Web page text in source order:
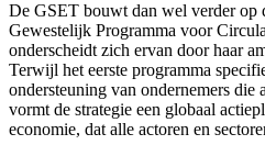
De GSET bouwt dan wel verder op
Gewestelijk Programma voor
onderscheidt zich ervan door haar
Terwijl het eerste programma
ondersteuning van ondernemers die
vormt de strategie een globaal
economie, dat alle actoren en